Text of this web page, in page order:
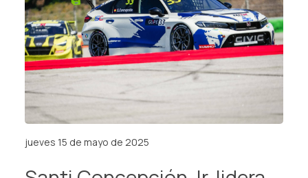
jueves 15 de mayo de 2025